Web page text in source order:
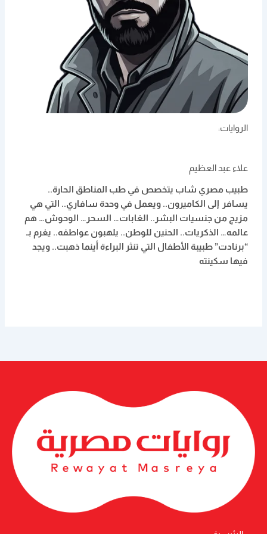
الروايات:
علاء عبد العظيم
طبيب مصري شاب يتخصص في طب المناطق الحارة..
يسافر إلى الكاميرون.. ويعمل في وحدة سافاري.. التي هي
مزيج من جنسيات البشر.. الغابات… السحر… الوحوش… هم
عالمه… الذكريات.. الحنين للوطن.. يلهبون عواطفه.. يغرم بـ
“برنادت” طبيبة الأطفال التي تنثر البراءة أينما ذهبت.. ويجد
فيها سكينته